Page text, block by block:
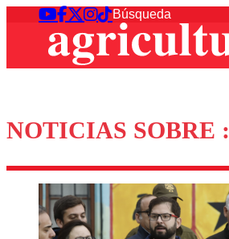
NOTICIAS SOBRE :